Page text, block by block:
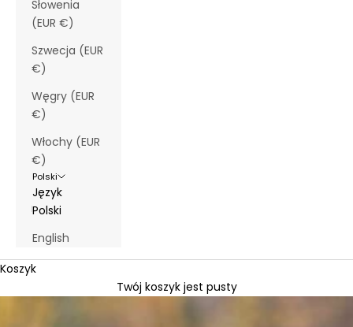
Słowenia
(EUR €)
Szwecja (EUR
€)
Węgry (EUR
€)
Włochy (EUR
€)
Polski
Język
Polski
English
Koszyk
Twój koszyk jest pusty